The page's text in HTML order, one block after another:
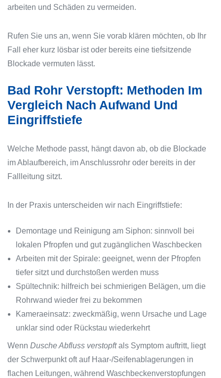
arbeiten und Schäden zu vermeiden.
Rufen Sie uns an, wenn Sie vorab klären möchten, ob Ihr
Fall eher kurz lösbar ist oder bereits eine tiefsitzende
Blockade vermuten lässt.
Bad Rohr Verstopft: Methoden Im
Vergleich Nach Aufwand Und
Eingriffstiefe
Welche Methode passt, hängt davon ab, ob die Blockade
im Ablaufbereich, im Anschlussrohr oder bereits in der
Fallleitung sitzt.
In der Praxis unterscheiden wir nach Eingriffstiefe:
Demontage und Reinigung am Siphon: sinnvoll bei
lokalen Pfropfen und gut zugänglichen Waschbecken
Arbeiten mit der Spirale: geeignet, wenn der Pfropfen
tiefer sitzt und durchstoßen werden muss
Spültechnik: hilfreich bei schmierigen Belägen, um die
Rohrwand wieder frei zu bekommen
Kameraeinsatz: zweckmäßig, wenn Ursache und Lage
unklar sind oder Rückstau wiederkehrt
Wenn Dusche Abfluss verstopftals Symptom auftritt, liegt
der Schwerpunkt oft auf Haar-/Seifenablagerungen in
flachen Leitungen, während Waschbeckenverstopfungen